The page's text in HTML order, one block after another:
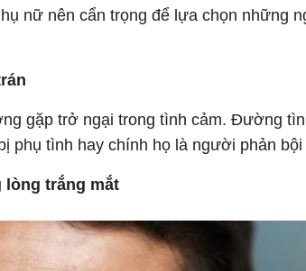
nữ nên cẩn trọng để lựa chọn những
gặp trở ngại trong tình cảm. Đường
phụ tình hay chính họ là người phản
lòng trắng mắt